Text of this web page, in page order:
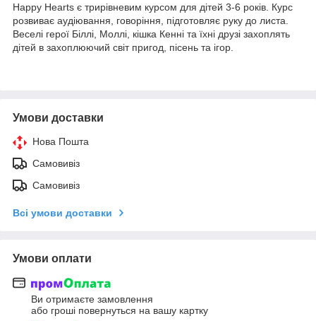
Happy Hearts є трирівневим курсом для дітей 3-6 років. Курс
розвиває аудіювання, говоріння, підготовляє руку до листа.
Веселі герої Біллі, Моллі, кішка Кенні та їхні друзі захоплять
дітей в захоплюючий світ пригод, пісень та ігор.
Умови доставки
Нова Пошта
Самовивіз
Самовивіз
Всі умови доставки
Умови оплати
Ви отримаєте замовлення
або гроші повернуться на вашу картку